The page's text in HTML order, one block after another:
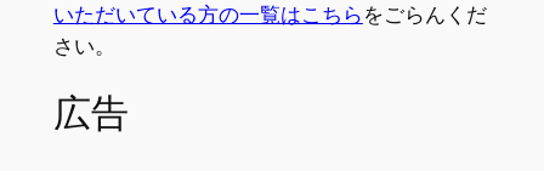
いただいている方の一覧はこちら をごらんくだ
さい。
広告